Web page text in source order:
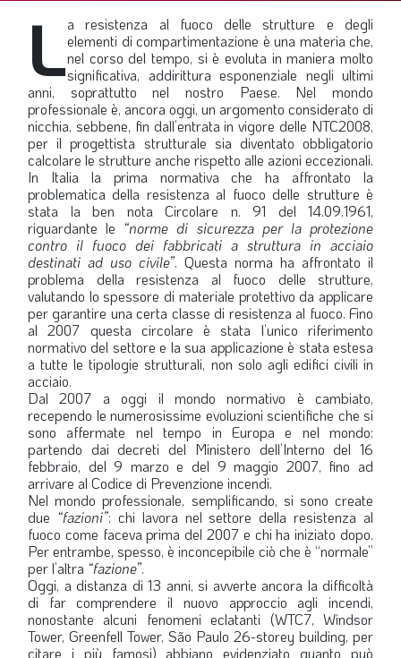
PROFESSIONE
TERZA PAGINA
LE FOTO DEL FIL ROUGE
IN QUESTO NUMERO
SCENARIO ECONOMICO
SPAZIO APERTO
GOVERNANCE
FONDAZIONE
ASSOCIAZIONI
LA VIGNETTA DI EVASIO
SPECIALE
CAMBIA NUMERO expand_more
La resistenza al fuoco delle strutture e degli
elementi di compartimentazione è una materia che,
nel corso del tempo, si è evoluta in maniera molto
significativa, addirittura esponenziale negli ultimi
anni, soprattutto nel nostro Paese. Nel mondo
professionale è, ancora oggi, un argomento considerato di
nicchia, sebbene, fin dall’entrata in vigore delle NTC2008,
per il progettista strutturale sia diventato obbligatorio
calcolare le strutture anche rispetto alle azioni eccezionali.
In Italia la prima normativa che ha affrontato la
problematica della resistenza al fuoco delle strutture è
stata la ben nota Circolare n. 91 del 14.09.1961,
riguardante le “norme di sicurezza per la protezione
contro il fuoco dei fabbricati a struttura in acciaio
destinati ad uso civile”. Questa norma ha affrontato il
problema della resistenza al fuoco delle strutture,
valutando lo spessore di materiale protettivo da applicare
per garantire una certa classe di resistenza al fuoco. Fino
al 2007 questa circolare è stata l’unico riferimento
normativo del settore e la sua applicazione è stata estesa
a tutte le tipologie strutturali, non solo agli edifici civili in
acciaio.
Dal 2007 a oggi il mondo normativo è cambiato,
recependo le numerosissime evoluzioni scientifiche che si
sono affermate nel tempo in Europa e nel mondo:
partendo dai decreti del Ministero dell’Interno del 16
febbraio, del 9 marzo e del 9 maggio 2007, fino ad
arrivare al Codice di Prevenzione incendi.
Nel mondo professionale, semplificando, si sono create
due “fazioni”: chi lavora nel settore della resistenza al
fuoco come faceva prima del 2007 e chi ha iniziato dopo.
Per entrambe, spesso, è inconcepibile ciò che è “normale”
per l’altra “fazione”.
Oggi, a distanza di 13 anni, si avverte ancora la difficoltà
di far comprendere il nuovo approccio agli incendi,
nonostante alcuni fenomeni eclatanti (WTC7, Windsor
Tower, Greenfell Tower, São Paulo 26-storey building, per
citare i più famosi) abbiano evidenziato quanto può